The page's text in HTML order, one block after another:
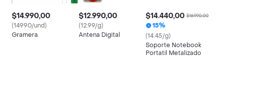
$14.990,00
(14990/und)
Gramera
$12.990,00
(12.99/g)
Antena Digital
$14.440,00 $16.990,00
15%
(14.45/g)
Soporte Notebook
Portatil Metalizado